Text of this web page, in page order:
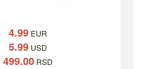
4.99 EUR
5.99 USD
499.00 RSD